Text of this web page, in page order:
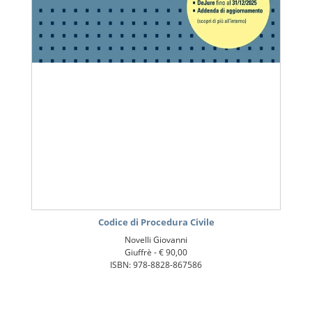
Codice di Procedura Civile
Novelli Giovanni
Giuffrè -€ 90,00
ISBN: 978-8828-867586